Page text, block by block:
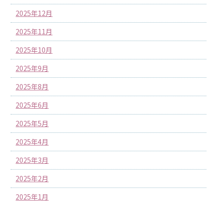
2025年12月
2025年11月
2025年10月
2025年9月
2025年8月
2025年6月
2025年5月
2025年4月
2025年3月
2025年2月
2025年1月